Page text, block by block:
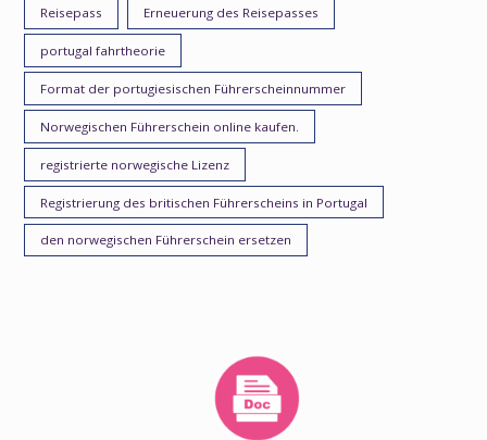
Reisepass Erneuerung des Reisepasses
portugal fahrtheorie
Format der portugiesischen Führerscheinnummer
Norwegischen Führerschein online kaufen.
registrierte norwegische Lizenz
Registrierung des britischen Führerscheins in Portugal
den norwegischen Führerschein ersetzen